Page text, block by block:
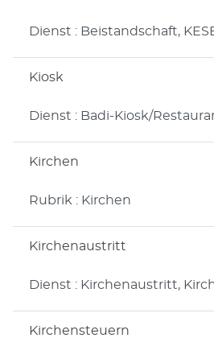
Dienst : Beistandschaft,
Kiosk
Dienst : Badi-Kiosk/
Kirchen
Rubrik : Kirchen
Kirchenaustritt
Dienst : Kirchenaustritt,
Kirchensteuern